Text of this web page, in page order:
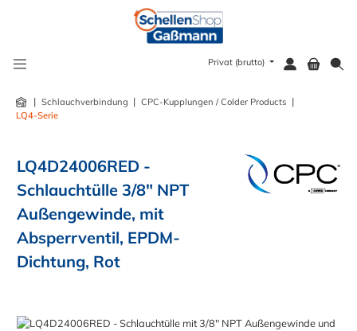
Privat (brutto)
| Schlauchverbindung | CPC-Kupplungen / Colder Products |
LQ4-Serie
LQ4D24006RED -
Schlauchtülle 3/8" NPT
Außengewinde, mit
Absperrventil, EPDM-
Dichtung, Rot
Bildergalerie überspringen